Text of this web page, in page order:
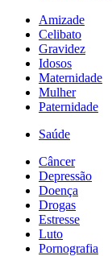
Amizade
Celibato
Gravidez
Idosos
Maternidade
Mulher
Paternidade
Saúde
Câncer
Depressão
Doença
Drogas
Estresse
Luto
Pornografia